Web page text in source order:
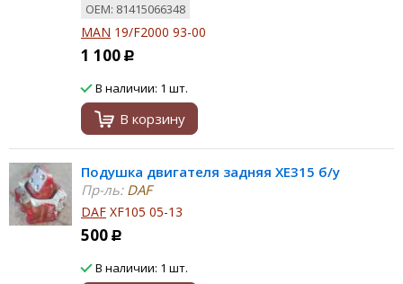
ОЕМ: 81415066348
MAN 19/F2000 93-00
1 100 Р
В наличии: 1 шт.
В корзину
Подушка двигателя задняя XE315 б/у
Пр-ль:DAF
DAF XF105 05-13
500 Р
В наличии: 1 шт.